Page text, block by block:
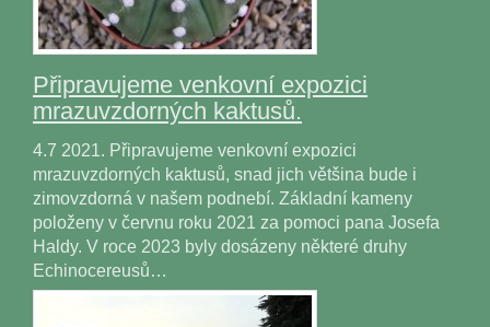
Připravujeme venkovní expozici
mrazuvzdorných kaktusů.
4.7 2021. Připravujeme venkovní expozici
mrazuvzdorných kaktusů, snad jich většina bude i
zimovzdorná v našem podnebí. Základní kameny
položeny v červnu roku 2021 za pomoci pana Josefa
Haldy. V roce 2023 byly dosázeny některé druhy
Echinocereusů…